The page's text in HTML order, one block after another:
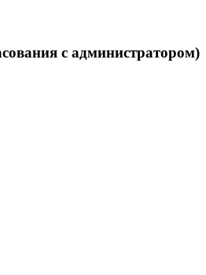
с администратором)